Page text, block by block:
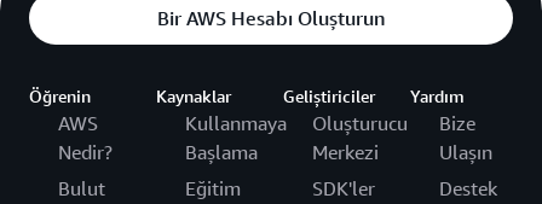
Bir AWS Hesabı Oluşturun
Öğrenin
AWS
Nedir?
Bulut
Kaynaklar
Kullanmaya
Başlama
Eğitim
Geliştiriciler
Oluşturucu
Merkezi
SDK'ler
Yardım
Bize
Ulaşın
Destek